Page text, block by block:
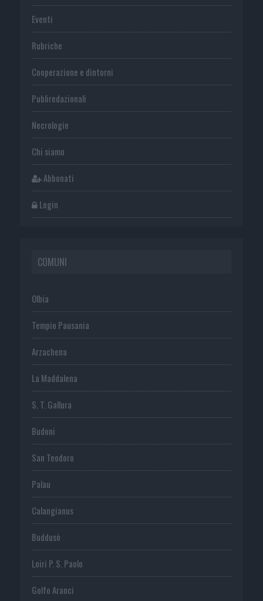
Eventi
Rubriche
Cooperazione e dintorni
Publiredazionali
Necrologie
Chi siamo
Abbonati
Login
COMUNI
Olbia
Tempio Pausania
Arzachena
La Maddalena
S. T. Gallura
Budoni
San Teodoro
Palau
Calangianus
Buddusò
Loiri P. S. Paolo
Golfo Aranci